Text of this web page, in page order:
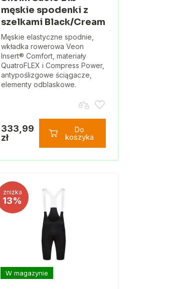
męskie spodenki z
szelkami Black/Cream
Męskie elastyczne spodnie,
wkładka rowerowa Veon
Insert® Comfort, materiały
QuatroFLEX i Compress Power,
antypoślizgowe ściągacze,
elementy odblaskowe.
333,99
zł
Do
koszyka
zniżka
13%
W magazynie